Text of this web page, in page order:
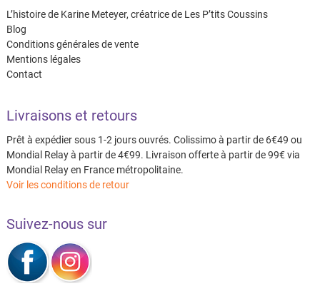
L’histoire de Karine Meteyer, créatrice de Les P’tits Coussins
Blog
Conditions générales de vente
Mentions légales
Contact
Livraisons et retours
Prêt à expédier sous 1-2 jours ouvrés. Colissimo à partir de 6€49 ou
Mondial Relay à partir de 4€99. Livraison offerte à partir de 99€ via
Mondial Relay en France métropolitaine.
Voir les conditions de retour
Suivez-nous sur